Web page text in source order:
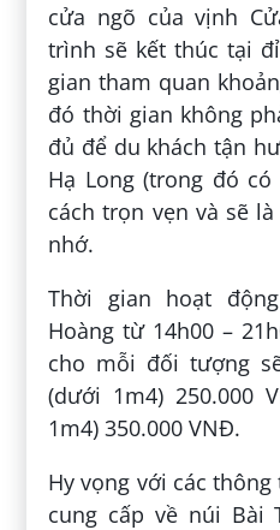
cửa ngõ của vịnh
trình sẽ kết thúc tại
gian tham quan
đó thời gian không
đủ để du khách tận
Hạ Long (trong đó
cách trọn vẹn và sẽ
nhớ.
Thời gian hoạt
Hoàng từ 14h00 –
cho mỗi đối tượng
(dưới 1m4) 250.000
1m4) 350.000 VNĐ.
Hy vọng với các
cung cấp về núi Bài